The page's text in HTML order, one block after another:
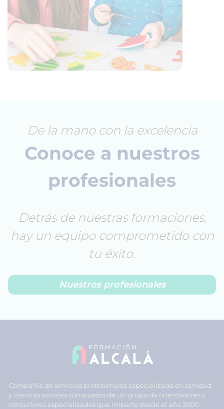
De la mano con la excelencia
Conoce a nuestros
profesionales
Detrás de nuestras formaciones,
hay un equipo comprometido con
tu éxito.
Nuestros profesionales
Compañía de servicios profesionales especializada en sanidad
y ciencias sociales compuesto de un grupo de orientadores y
consultores especializados que imparte desde el año 2000